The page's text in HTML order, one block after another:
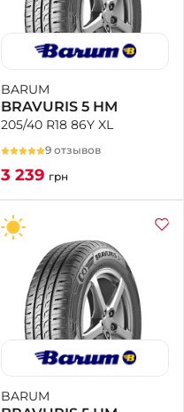
- на Калиновой
+38 (077) 7-184-184
- Донецкое шоссе
+38 (050)-911-911-2
- Щепкина
+38 (099)-643-33-77
- Тополь
+38 (068)-923-74-19
- Калиновая
BARUM
BRAVURIS 5 HM
205/40 R18 86Y XL
9 отзывов
3 239 грн
BARUM